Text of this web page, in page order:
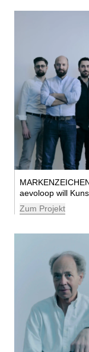
aevoloop will
Zum Projekt